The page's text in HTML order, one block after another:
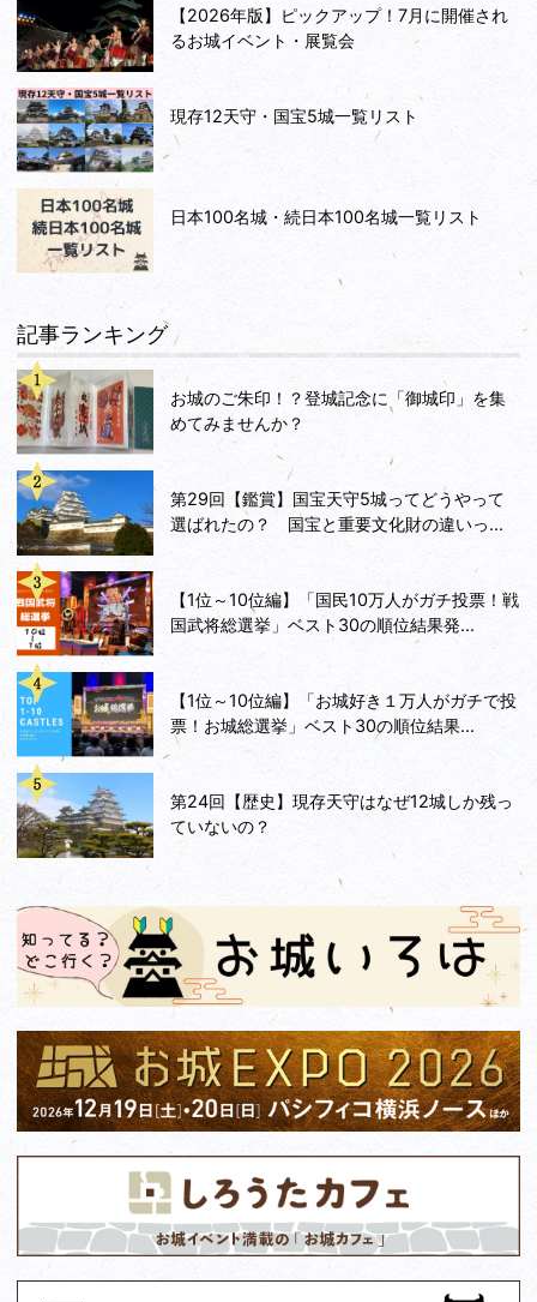
【2026年版】ピックアップ！7月に開催され
るお城イベント・展覧会
現存12天守・国宝5城一覧リスト
日本100名城・続日本100名城一覧リスト
記事ランキング
お城のご朱印！？登城記念に「御城印」を集
めてみませんか？
第29回【鑑賞】国宝天守5城ってどうやって
選ばれたの？ 国宝と重要文化財の違いっ...
【1位～10位編】「国民10万人がガチ投票！戦
国武将総選挙」ベスト30の順位結果発...
【1位～10位編】「お城好き１万人がガチで投
票！お城総選挙」ベスト30の順位結果...
第24回【歴史】現存天守はなぜ12城しか残っ
ていないの？